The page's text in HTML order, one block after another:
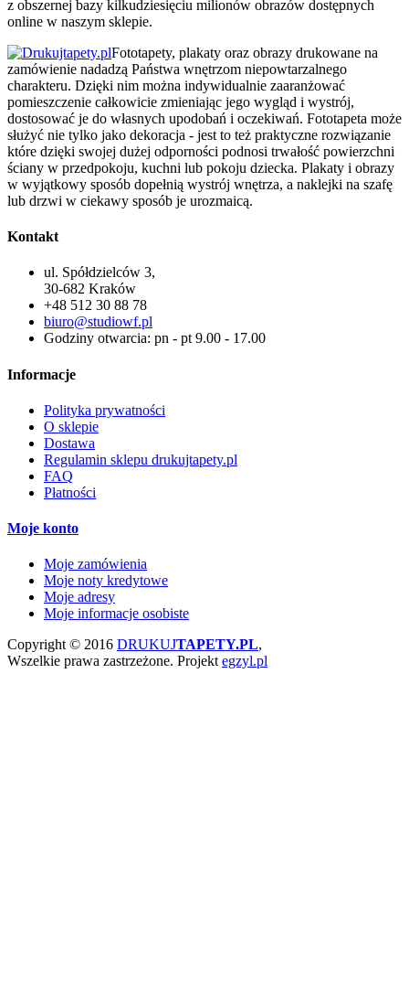
z obszernej bazy kilkudziesięciu milionów obrazów dostępnych
online w naszym sklepie.
Fototapety, plakaty oraz obrazy drukowane na
zamówienie nadadzą Państwa wnętrzom niepowtarzalnego
charakteru. Dzięki nim można indywidualnie zaaranżować
pomieszczenie całkowicie zmieniając jego wygląd i wystrój,
dostosować je do własnych upodobań i oczekiwań. Fototapeta może
służyć nie tylko jako dekoracja - jest to też praktyczne rozwiązanie
które dzięki swojej dużej odporności podnosi trwałość powierzchni
ściany w przedpokoju, kuchni lub pokoju dziecka. Plakaty i obrazy
w wyjątkowy sposób dopełnią wystrój wnętrza, a naklejki na szafę
lub drzwi w ciekawy sposób je urozmaicą.
Kontakt
ul. Spółdzielców 3,
30-682 Kraków
+48 512 30 88 78
biuro@studiowf.pl
Godziny otwarcia: pn - pt 9.00 - 17.00
Informacje
Polityka prywatności
O sklepie
Dostawa
Regulamin sklepu drukujtapety.pl
FAQ
Płatności
Moje konto
Moje zamówienia
Moje noty kredytowe
Moje adresy
Moje informacje osobiste
Copyright © 2016 DRUKUJTAPETY.PL,
Wszelkie prawa zastrzeżone. Projekt egzyl.pl